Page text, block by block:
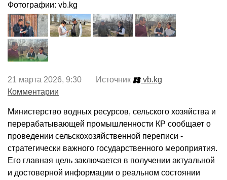
Фотографии: vb.kg
21 марта 2026, 9:30 Источник
vb.kg
Комментарии
Министерство водных ресурсов, сельского хозяйства и
перерабатывающей промышленности КР сообщает о
проведении сельскохозяйственной переписи -
стратегически важного государственного мероприятия.
Его главная цель заключается в получении актуальной
и достоверной информации о реальном состоянии